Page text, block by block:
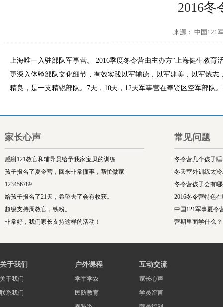
2016冬
来源： 中国121
上海唯一入驻部队军事营。 2016季度冬令营由主办方“上海健生教育
更深入体验部队文化细节，有效实践以军辅德，以军建美，以军炼志
精良，是一支精锐部队。 7天， 10天， 12天军事营在奉贤区空军部队
家长心声
感谢121教官和辅导员给予我家宝贝的训练
孩子报名了夏令营，回来非常懂事，帮忙做家
123456789
给孩子报名了21天，希望去了会有收获。
超级支持周教官，铁粉。
非常好，我们家长支持这样的活动！
常见问题
冬令营几个孩子
冬天室外训练太
冬令营孩子会有
2016冬令营特色
中国121军事夏令
营期里面学什么？
关于我们
关于我们
联系我们
户外课程
学军学农
民防教育
互动交流
家长心声
学员留言